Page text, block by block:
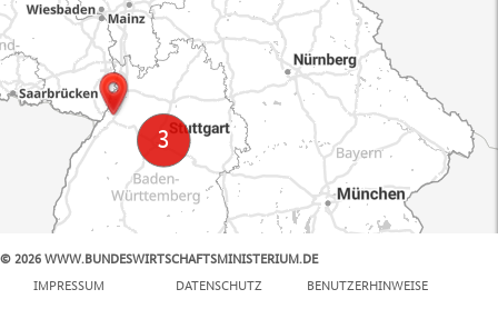
© 2026 WWW.BUNDESWIRTSCHAFTSMINISTERIUM.DE
IMPRESSUM
DATENSCHUTZ BENUTZERHINWEISE